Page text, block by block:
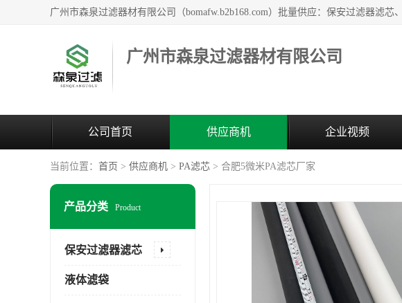
广州市森泉过滤器材有限公司
公司首页 供应商机 企业视频
当前位置： 首页 > 供应商机 > PA滤芯 > 合肥5微米PA滤芯厂家
产品分类 Product
保安过滤器滤芯
液体滤袋